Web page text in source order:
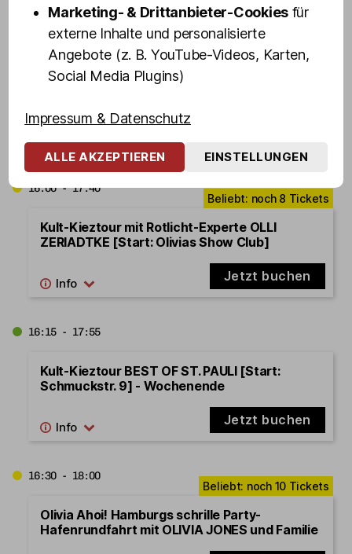
Kult-Kieztour mit FRANZI ZAHRT [Start:
16:00 - 17:40
Kult-Kieztour mit Rotlicht-Experte OLLI
ZERIADTKE [Start: Olivias Show Club]
Jetzt buchen
16:15 - 17:55
Kult-Kieztour BEST OF ST. PAULI [Start:
Schmuckstr. 9] - Wochenende
Jetzt buchen
16:30 - 18:00
Olivia Ahoi! Hamburgs schrille Party-
Hafenrundfahrt mit OLIVIA JONES und Familie
Marketing- & Drittanbieter-Cookies für
externe Inhalte und personalisierte
Angebote (z. B. YouTube-Videos, Karten,
Social Media Plugins)
Impressum & Datenschutz
ALLE AKZEPTIEREN EINSTELLUNGEN